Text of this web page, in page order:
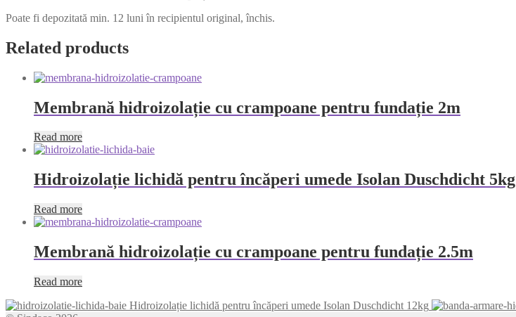
Poate fi depozitată min. 12 luni în recipientul original, închis.
Related products
Membrană hidroizolație cu crampoane pentru fundație 2m
Read more
Hidroizolație lichidă pentru încăperi umede Isolan Duschdicht 5kg
Read more
Membrană hidroizolație cu crampoane pentru fundație 2.5m
Read more
Hidroizolație lichidă pentru încăperi umede Isolan Duschdicht 12kg